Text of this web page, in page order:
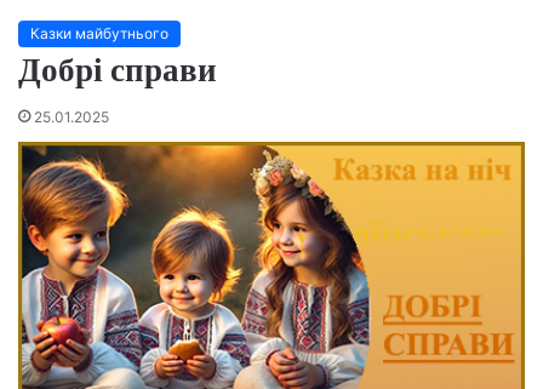
Казки майбутнього
Добрі справи
25.01.2025